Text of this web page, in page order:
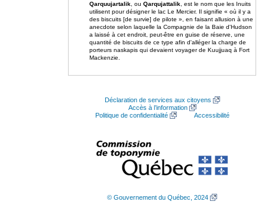
Qarquujartalik , ou Qarqujattalik , est le nom que les Inuits
utilisent pour désigner le lac Le Mercier. Il signifie « où il y a
des biscuits [de survie] de pilote », en faisant allusion à une
anecdote selon laquelle la Compagnie de la Baie d'Hudson
a laissé à cet endroit, peut-être en guise de réserve, une
quantité de biscuits de ce type afin d'alléger la charge de
porteurs naskapis qui devaient voyager de Kuujjuaq à Fort
Mackenzie.
Déclaration de services aux citoyens
Accès à l’information
Politique de confidentialité
Accessibilité
© Gouvernement du Québec, 2024